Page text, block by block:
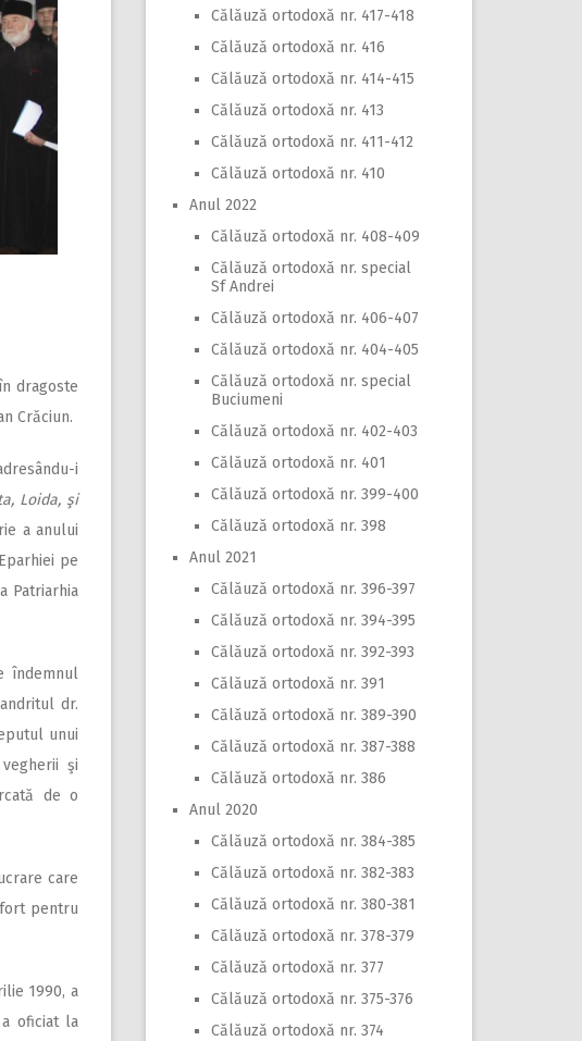
dragoste
Crăciun.
i
Loida, şi
a anului
pe
Patriarhia
îndemnul
dr.
unui
şi
de o
care
pentru
1990, a
oficiat la
Călăuză ortodoxă nr. 417-418
Călăuză ortodoxă nr. 416
Călăuză ortodoxă nr. 414-415
Călăuză ortodoxă nr. 413
Călăuză ortodoxă nr. 411-412
Călăuză ortodoxă nr. 410
Anul 2022
Călăuză ortodoxă nr. 408-409
Călăuză ortodoxă nr. special
Sf Andrei
Călăuză ortodoxă nr. 406-407
Călăuză ortodoxă nr. 404-405
Călăuză ortodoxă nr. special
Buciumeni
Călăuză ortodoxă nr. 402-403
Călăuză ortodoxă nr. 401
Călăuză ortodoxă nr. 399-400
Călăuză ortodoxă nr. 398
Anul 2021
Călăuză ortodoxă nr. 396-397
Călăuză ortodoxă nr. 394-395
Călăuză ortodoxă nr. 392-393
Călăuză ortodoxă nr. 391
Călăuză ortodoxă nr. 389-390
Călăuză ortodoxă nr. 387-388
Călăuză ortodoxă nr. 386
Anul 2020
Călăuză ortodoxă nr. 384-385
Călăuză ortodoxă nr. 382-383
Călăuză ortodoxă nr. 380-381
Călăuză ortodoxă nr. 378-379
Călăuză ortodoxă nr. 377
Călăuză ortodoxă nr. 375-376
Călăuză ortodoxă nr. 374